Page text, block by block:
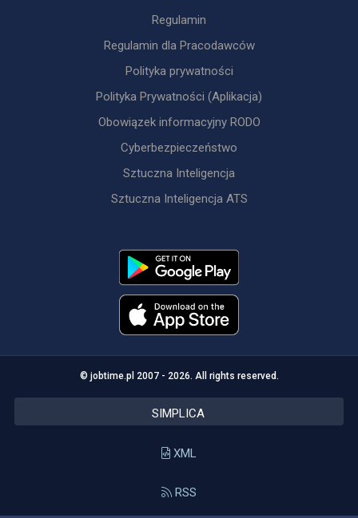
Regulamin
Regulamin dla Pracodawców
Polityka prywatności
Polityka Prywatności (Aplikacja)
Obowiązek informacyjny RODO
Cyberbezpieczeństwo
Sztuczna Inteligencja
Sztuczna Inteligencja ATS
© jobtime.pl 2007 - 2026. All rights reserved.
SIMPLICA
XML
RSS